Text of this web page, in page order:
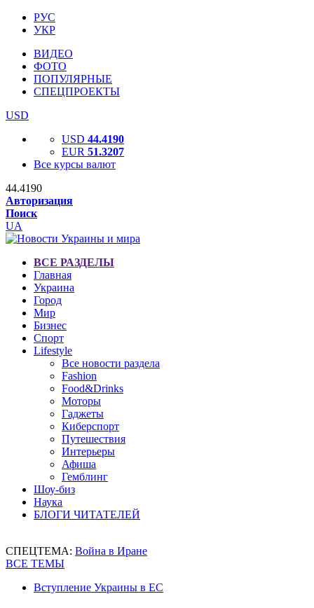
РУС
УКР
ВИДЕО
ФОТО
ПОПУЛЯРНЫЕ
СПЕЦПРОЕКТЫ
USD
USD 44.4190
EUR 51.3207
Все курсы валют
44.4190
Авторизация
Поиск
UA
ВСЕ РАЗДЕЛЫ
Главная
Украина
Город
Мир
Бизнес
Спорт
Lifestyle
Все новости раздела
Fashion
Food&Drinks
Моторы
Гаджеты
Киберспорт
Путешествия
Интерьеры
Афиша
Гемблинг
Шоу-биз
Наука
БЛОГИ ЧИТАТЕЛЕЙ
СПЕЦТЕМА: Война в Иране
ВСЕ ТЕМЫ
Вступление Украины в ЕС